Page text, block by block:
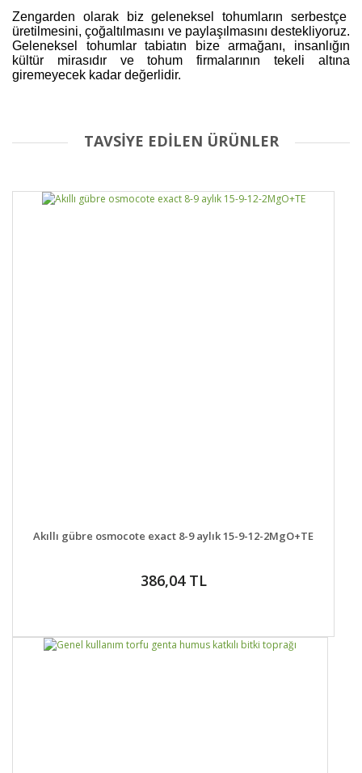
Zengarden olarak biz geleneksel tohumların serbestçe
üretilmesini, çoğaltılmasını ve paylaşılmasını destekliyoruz.
Geleneksel tohumlar tabiatın bize armağanı, insanlığın
kültür mirasıdır ve tohum firmalarının tekeli altına
giremeyecek kadar değerlidir.
Bu ürüne ilk yorumu siz yapın!
Yorum Yaz
TAVSİYE EDİLEN ÜRÜNLER
DETAYLAR SEPETE EKLE
Akıllı gübre osmocote exact 8-9 aylık 15-9-12-2MgO+TE
386,04 TL